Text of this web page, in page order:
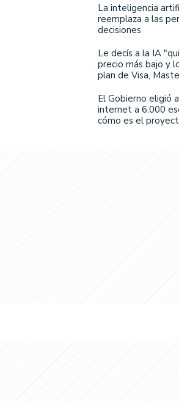
La inteligencia
reemplaza a las
decisiones
Le decís a la IA
precio más bajo y
plan de Visa,
El Gobierno eligió
internet a 6.000
cómo es el